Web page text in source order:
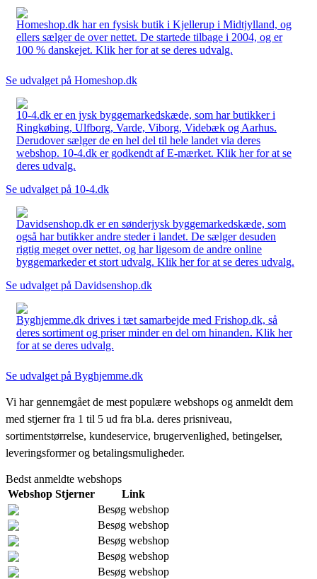
Homeshop.dk har en fysisk butik i Kjellerup i Midtjylland, og
ellers sælger de over nettet. De startede tilbage i 2004, og er
100 % danskejet. Klik her for at se deres udvalg.
Se udvalget på Homeshop.dk
10-4.dk er en jysk byggemarkedskæde, som har butikker i
Ringkøbing, Ulfborg, Varde, Viborg, Videbæk og Aarhus.
Derudover sælger de en hel del til hele landet via deres
webshop. 10-4.dk er godkendt af E-mærket. Klik her for at se
deres udvalg.
Se udvalget på 10-4.dk
Davidsenshop.dk er en sønderjysk byggemarkedskæde, som
også har butikker andre steder i landet. De sælger desuden
rigtig meget over nettet, og har ligesom de andre online
byggemarkeder et stort udvalg. Klik her for at se deres udvalg.
Se udvalget på Davidsenshop.dk
Byghjemme.dk drives i tæt samarbejde med Frishop.dk, så
deres sortiment og priser minder en del om hinanden. Klik her
for at se deres udvalg.
Se udvalget på Byghjemme.dk
Vi har gennemgået de mest populære webshops og anmeldt dem
med stjerner fra 1 til 5 ud fra bl.a. deres prisniveau,
sortimentstørrelse, kundeservice, brugervenlighed, betingelser,
leveringsformer og betalingsmuligheder.
Bedst anmeldte webshops
Webshop Stjerner
Link
Besøg webshop
Besøg webshop
Besøg webshop
Besøg webshop
Besøg webshop